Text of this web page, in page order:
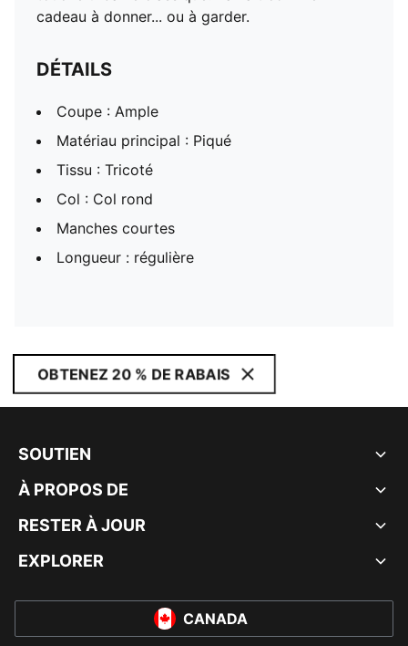
cadeau à donner... ou à garder.
DÉTAILS
Coupe : Ample
Matériau principal : Piqué
Tissu : Tricoté
Col : Col rond
Manches courtes
Longueur : régulière
OBTENEZ 20 % DE RABAIS
SOUTIEN
À PROPOS DE
RESTER À JOUR
EXPLORER
CANADA